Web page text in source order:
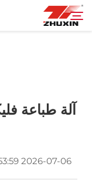
التطبيقات
الأخبار
آلة طباعة
2026-07-06 09:53:59